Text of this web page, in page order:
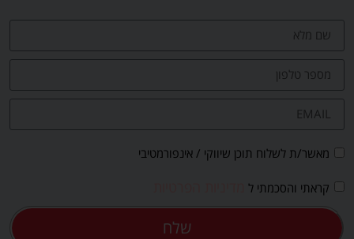
פה!
מאשר/ת לשלוח תוכן שיווקי / אינפורמטיבי
קראתי והסכמתי ל
שלח